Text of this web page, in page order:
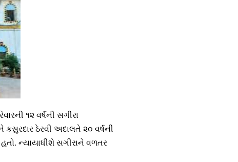
૧૨ વર્ષની સગીરા
ઠેરવી અદાલતે ૨૦ વર્ષની
ન્યાયાધીશે સગીરાને વળતર